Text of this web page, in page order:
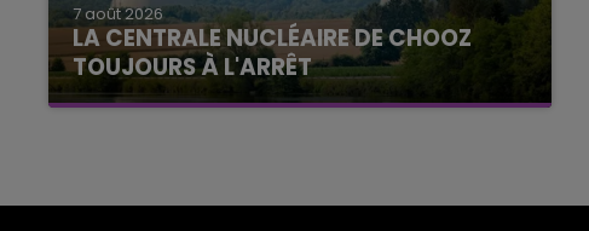
7 août 2026
LA CENTRALE NUCLÉAIRE DE CHOOZ
TOUJOURS À L'ARRÊT
Cela fait déjà une semaine que la centrale